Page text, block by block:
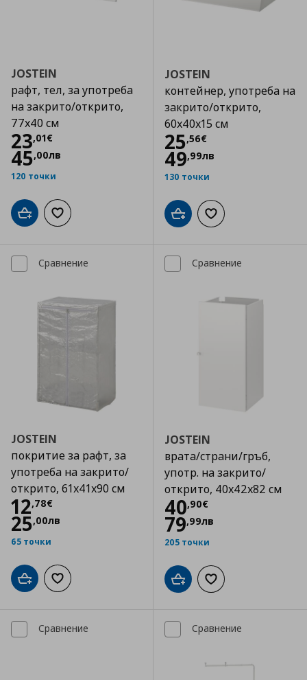
JOSTEIN
рафт, тел, за употреба
на закрито/открито,
77x40 см
23,01€
Цена
45,00лв
120 точки
Добави в кошницата
Добави към списъка с любими
JOSTEIN
контейнер, употреба на
закрито/открито,
60x40x15 см
25,56€
Цена
49,99лв
130 точки
Добави в кошницата
Добави към
Сравнение
JOSTEIN
покритие за рафт, за
употреба на закрито/
открито, 61x41x90 см
12,78€
Цена
25,00лв
65 точки
Добави в кошницата
Добави към списъка с любими
Сравнение
JOSTEIN
врата/страни/гръб,
употр. на закрито/
открито, 40x42x82 см
40,90€
Цена
79,99лв
205 точки
Добави в кошницата
Добави към
Сравнение Сравнение